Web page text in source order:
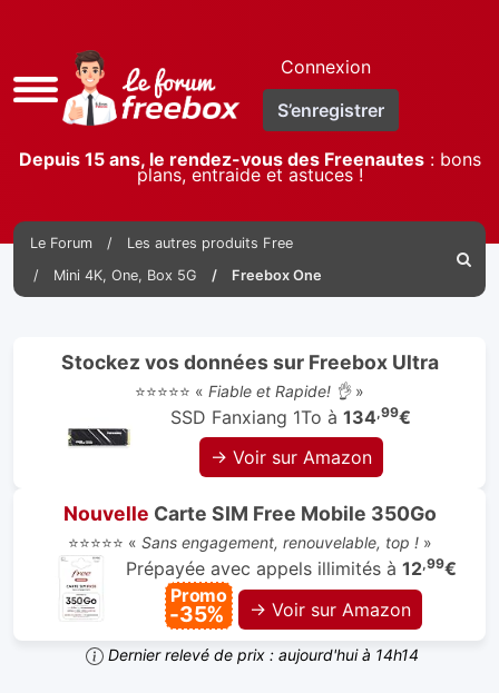
Accès
rapide
Connexion
S’enregistrer
Depuis 15 ans, le rendez-vous des Freenautes: bons
plans, entraide et astuces !
Le Forum
Les autres produits Free
Mini 4K, One, Box 5G
Freebox One
Stockez vos données sur Freebox Ultra
⭐⭐⭐⭐⭐ « Fiable et Rapide! 👌»
SSD Fanxiang 1To à 134,99€
→ Voir sur Amazon
Nouvelle Carte SIM Free Mobile 350Go
⭐⭐⭐⭐⭐ « Sans engagement, renouvelable, top !»
Prépayée avec appels illimités à 12,99€
Promo
-35% → Voir sur Amazon
Dernier relevé de prix : aujourd'hui à 14h14